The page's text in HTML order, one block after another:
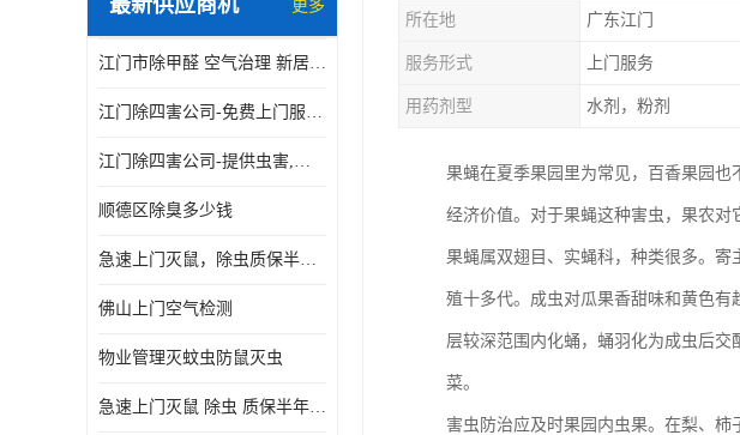
最新供应商机 更多
江门市除甲醛 空气治理 新居除异味 除苯 装修后异味清除
江门除四害公司-免费上门服务-随叫随到
江门除四害公司-提供虫害,病毒等全面消杀服务
顺德区除臭多少钱
急速上门灭鼠，除虫质保半年，白蚁、跳蚤、臭虫、蟑螂、德国小镰
佛山上门空气检测
物业管理灭蚊虫防鼠灭虫
急速上门灭鼠 除虫 质保半年 白蚁 跳蚤 臭虫 蟑螂 德国小镰
所在地 广东江门
服务形式 上门服务
用药剂型 水剂，粉剂
果蝇在夏季果园里为常见，百香果园
经济价值。对于果蝇这种害虫，果农对
果蝇属双翅目、实蝇科，种类很多。
殖十多代。成虫对瓜果香甜味和黄色
层较深范围内化蛹，蛹羽化为成虫后
菜。
害虫防治应及时果园内虫果。在梨、